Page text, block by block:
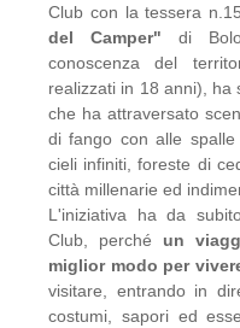
Club con la tessera
del Camper" di
conoscenza del
realizzati in 18 anni), ha
che ha attraversato
di fango con alle spalle
cieli infiniti, foreste di
città millenarie ed
L'iniziativa ha da
Club, perché un
miglior modo per
visitare, entrando in
costumi, sapori ed